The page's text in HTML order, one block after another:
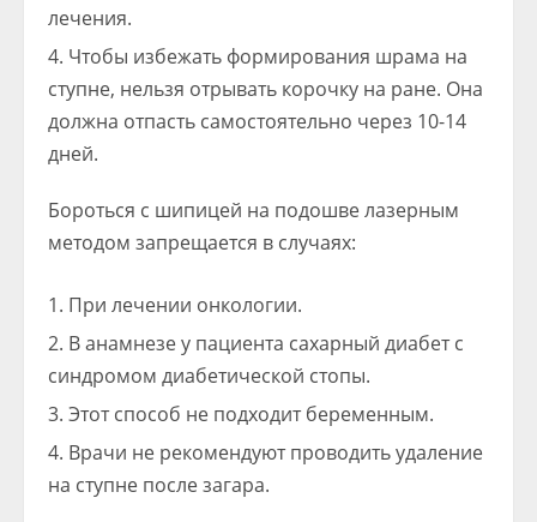
лечения.
Чтобы избежать формирования шрама на
ступне, нельзя отрывать корочку на ране. Она
должна отпасть самостоятельно через 10-14
дней.
Бороться с шипицей на подошве лазерным
методом запрещается в случаях:
При лечении онкологии.
В анамнезе у пациента сахарный диабет с
синдромом диабетической стопы.
Этот способ не подходит беременным.
Врачи не рекомендуют проводить удаление
на ступне после загара.